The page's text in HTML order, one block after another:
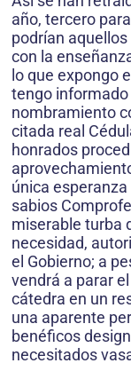
año, tercero
podrían
con la
lo que expongo
tengo informado
nombramiento
citada real
honrados
única
sabios
miserable turba
necesidad,
el Gobierno; a
vendrá a parar
cátedra en un
una aparente
benéficos
necesitados